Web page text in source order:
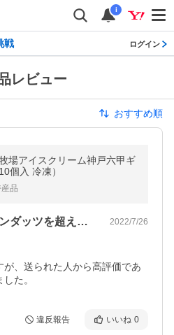
i
戦 ログイン
レビュー
おすすめ順
場アイスクリーム神戸六甲ギ
個入 冷凍）
品
最高なアイス、ハーゲンダッツを超えた。 2022/7/26
、送られた人から高評価であ
た。
違反報告 いいね 0